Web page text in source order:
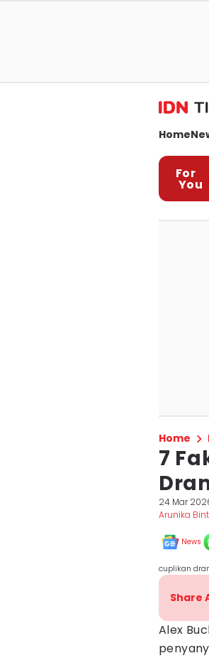
Home
For
You
Home
7
24 Mar
Arunika
News
cuplikan
Share
Alex